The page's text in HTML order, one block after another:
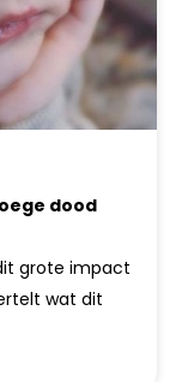
dood
grote impact
wat dit